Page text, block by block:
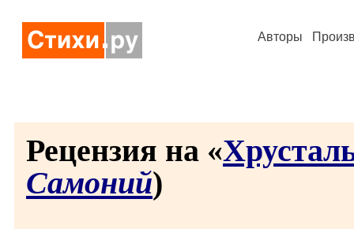
Авторы
Рецензия на «
Самоний)